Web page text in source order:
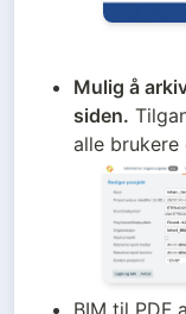
Mulig å
siden.
alle
BIM til PDF